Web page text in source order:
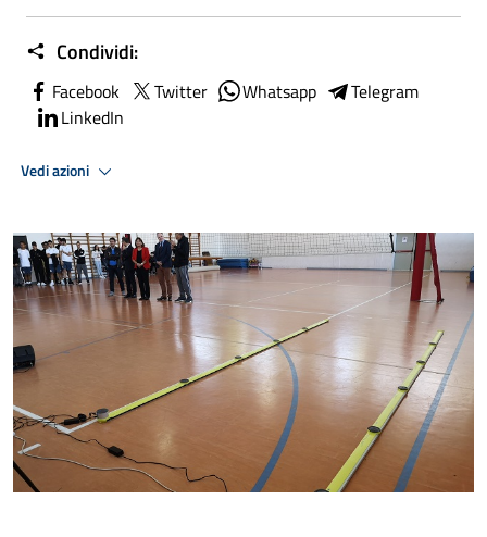
Condividi:
Facebook Twitter Whatsapp
Telegram
LinkedIn
Vedi azioni